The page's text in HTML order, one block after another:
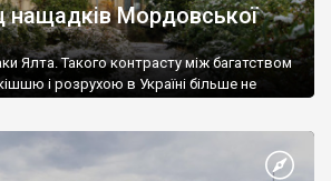
нащадків Мордовської
Ялта. Такого контрасту між багатством
і розрухою в Україні більше не